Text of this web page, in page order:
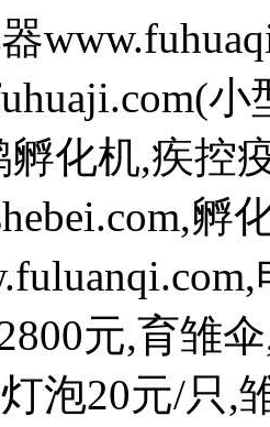
化机,疾控
孵
元,育雏
泡20元/只,